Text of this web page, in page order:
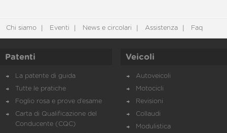
Chi siamo Eventi News e circolari Assistenza Faq
Patenti
La patente di guida
Tutte le pratiche
Foglio rosa e prove d’esame
Carta di Qualificazione del
Conducente (CQC)
Veicoli
Autoveicoli
Motocicli
Revisioni
Collaudi
Modulistica